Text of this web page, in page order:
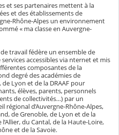
et ses partenaires mettent à la
et des établissements de
Rhône-Alpes un environnement
« ma classe en Auvergne-
travail fédère un ensemble de
accessibles via nternet et mis
composantes de la
degré des académies de
Lyon et de la DRAAF pour
élèves, parents, personnels
de collectivités…) par un
régional d’Auvergne-Rhône-Alpes,
de Grenoble, de Lyon et de la
l’Allier, du Cantal, de la Haute-Loire,
et de la Savoie.